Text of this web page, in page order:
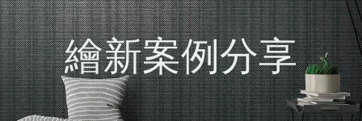
繪新案例分享